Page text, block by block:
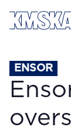
Ga naar
ENSOR